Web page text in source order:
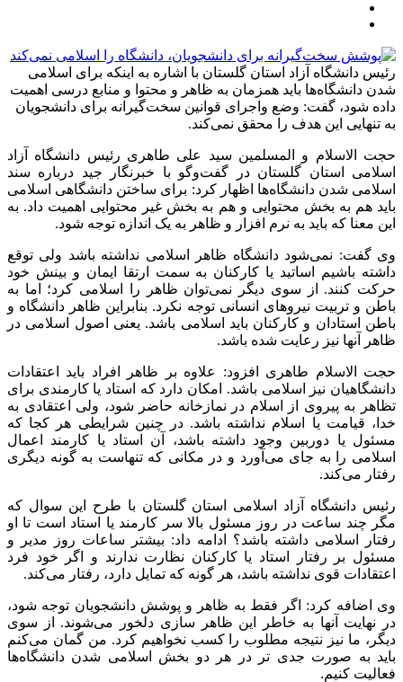
رئیس دانشگاه آزاد استان گلستان با اشاره به اینکه برای اسلامی
شدن دانشگاه‌ها باید همزمان به ظاهر و محتوا و منابع درسی اهمیت
داده شود، گفت: وضع واجرای قوانین سخت‌گیرانه برای دانشجویان
به تنهایی این هدف را محقق نمی‌کند.
حجت الاسلام و المسلمین سید علی طاهری رئیس دانشگاه آزاد
اسلامی استان گلستان در گفت‌وگو با خبرنگار جید درباره سند
اسلامی شدن دانشگاه‌ها اظهار کرد: برای ساختن دانشگاهی اسلامی
باید هم به بخش محتوایی و هم به بخش غیر محتوایی اهمیت داد. به
این معنا که باید به نرم افزار و ظاهر به یک اندازه توجه شود.
وی گفت: نمی‌شود دانشگاه ظاهر اسلامی نداشته باشد ولی توقع
داشته باشیم اساتید یا کارکنان به سمت ارتقا ایمان و بینش خود
حرکت کنند. از سوی دیگر نمی‌توان ظاهر را اسلامی کرد؛ اما به
باطن و تربیت نیروهای انسانی توجه نکرد. بنابراین ظاهر دانشگاه و
باطن استادان و کارکنان باید اسلامی باشد. یعنی اصول اسلامی در
ظاهر آنها نیز رعایت شده باشد.
حجت الاسلام طاهری افزود: علاوه بر ظاهر افراد باید اعتقادات
دانشگاهیان نیز اسلامی باشد. امکان دارد که استاد یا کارمندی برای
تظاهر به پیروی از اسلام در نمازخانه حاضر شود، ولی اعتقادی به
خدا، قیامت یا اسلام نداشته باشد. در چنین شرایطی هر کجا که
مسئول یا دوربین وجود داشته باشد، آن استاد یا کارمند اعمال
اسلامی را به جای می‌آورد و در مکانی که تنهاست به گونه دیگری
رفتار می‌کند.
رئیس دانشگاه آزاد اسلامی استان گلستان با طرح این سوال که
مگر چند ساعت در روز مسئول بالا سر کارمند یا استاد است تا او
رفتار اسلامی داشته باشد؟ ادامه داد: بیشتر ساعات روز مدیر و
مسئول بر رفتار استاد یا کارکنان نظارت ندارند و اگر خود فرد
اعتقادات قوی نداشته باشد، هر گونه که تمایل دارد، رفتار می‌کند.
وی اضافه کرد: اگر فقط به ظاهر و پوشش دانشجویان توجه شود،
در نهایت آنها به خاطر این ظاهر سازی دلخور می‌شوند. از سوی
دیگر، ما نیز نتیجه مطلوب را کسب نخواهیم کرد. من گمان می‌کنم
باید به صورت جدی تر در هر دو بخش اسلامی شدن دانشگاه‌ها
فعالیت کنیم.